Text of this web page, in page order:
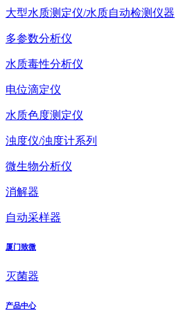
大型水质测定仪/水质自动检测仪器
多参数分析仪
水质毒性分析仪
电位滴定仪
水质色度测定仪
浊度仪/浊度计系列
微生物分析仪
消解器
自动采样器
厦门致微
灭菌器
产品中心